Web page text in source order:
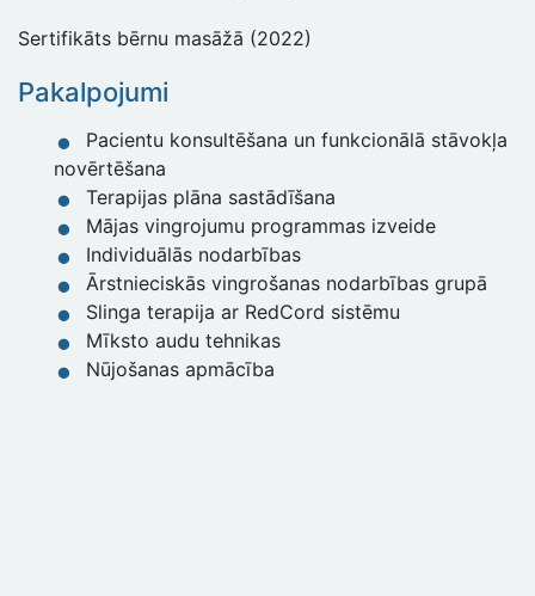
Sertifikāts bērnu masāžā (2022)
Pakalpojumi
Pacientu konsultēšana un funkcionālā stāvokļa
novērtēšana
Terapijas plāna sastādīšana
Mājas vingrojumu programmas izveide
Individuālās nodarbības
Ārstnieciskās vingrošanas nodarbības grupā
Slinga terapija ar RedCord sistēmu
Mīksto audu tehnikas
Nūjošanas apmācība